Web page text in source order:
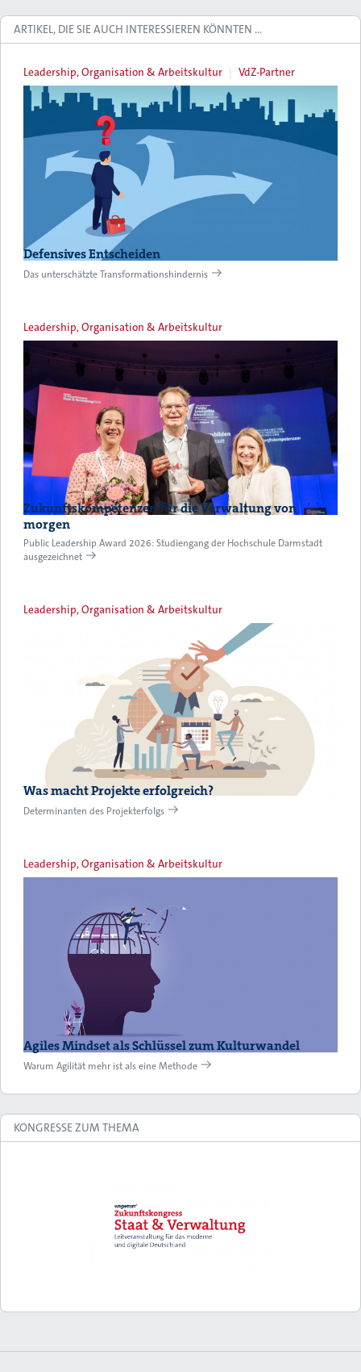
ARTIKEL, DIE SIE AUCH INTERESSIEREN KÖNNTEN …
Leadership, Organisation & Arbeitskultur VdZ-Partner
Defensives Entscheiden
Das unterschätzte Transformationshindernis
Leadership, Organisation & Arbeitskultur
Zukunftskompetenzen für die Verwaltung von
morgen
Public Leadership Award 2026: Studiengang der Hochschule Darmstadt
ausgezeichnet
Leadership, Organisation & Arbeitskultur
Was macht Projekte erfolgreich?
Determinanten des Projekterfolgs
Leadership, Organisation & Arbeitskultur
Agiles Mindset als Schlüssel zum Kulturwandel
Warum Agilität mehr ist als eine Methode
KONGRESSE ZUM THEMA